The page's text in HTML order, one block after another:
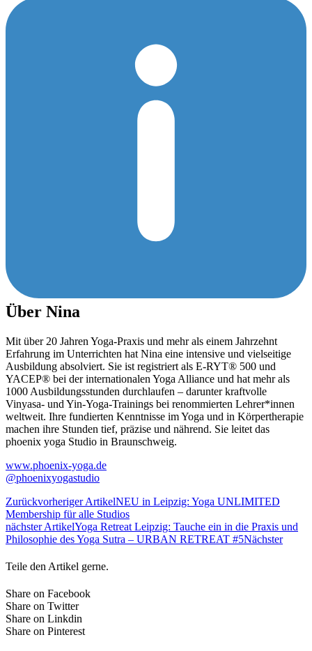
Über Nina
Mit über 20 Jahren Yoga-Praxis und mehr als einem Jahrzehnt
Erfahrung im Unterrichten hat Nina eine intensive und vielseitige
Ausbildung absolviert. Sie ist registriert als E-RYT® 500 und
YACEP® bei der internationalen Yoga Alliance und hat mehr als
1000 Ausbildungsstunden durchlaufen – darunter kraftvolle
Vinyasa- und Yin-Yoga-Trainings bei renommierten Lehrer*innen
weltweit. Ihre fundierten Kenntnisse im Yoga und in Körpertherapie
machen ihre Stunden tief, präzise und nährend. Sie leitet das
phoenix yoga Studio in Braunschweig.
www.phoenix-yoga.de
@phoenixyogastudio
Zurückvorheriger ArtikelNEU in Leipzig: Yoga UNLIMITED
Membership für alle Studios
nächster ArtikelYoga Retreat Leipzig: Tauche ein in die Praxis und
Philosophie des Yoga Sutra – URBAN RETREAT #5Nächster
Teile den Artikel gerne.
Share on Facebook
Share on Twitter
Share on Linkdin
Share on Pinterest